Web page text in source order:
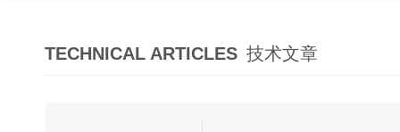
TECHNICAL ARTICLES 技术文章